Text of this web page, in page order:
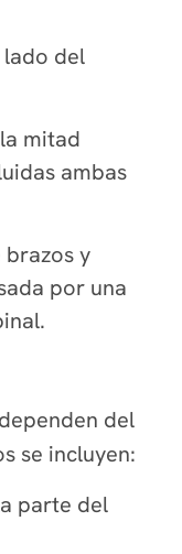
lado del
mitad
ambas
brazos y
por una
del
se incluyen:
parte del